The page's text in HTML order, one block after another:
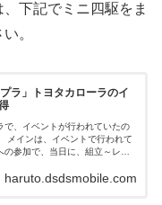
下記でミニ四駆をま
。
ラ」トヨタカローラのイ
で、イベントが行われていたの
メインは、イベントで行われて
参加で、当日に、組立～レー
ヨタらしく、スープラと、ヤリ
haruto.dsdsmobile.com